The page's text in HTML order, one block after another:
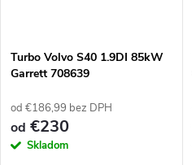
Turbo Volvo S40 1.9DI 85kW
Garrett 708639
od €186,99 bez DPH
od €230
Skladom